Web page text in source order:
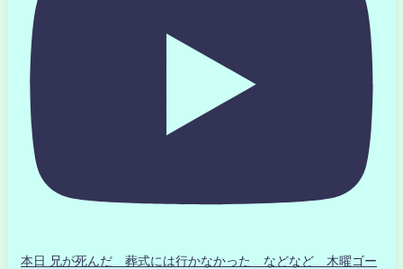
本日 兄が死んだ 葬式には行かなかった などなど 木曜ゴー